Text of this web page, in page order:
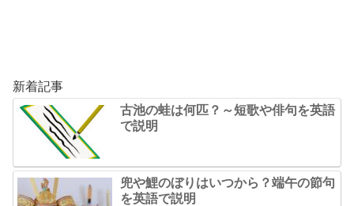
新着記事
古池の蛙は何匹？～短歌や俳句を英語
で説明
兜や鯉のぼりはいつから？端午の節句
を英語で説明